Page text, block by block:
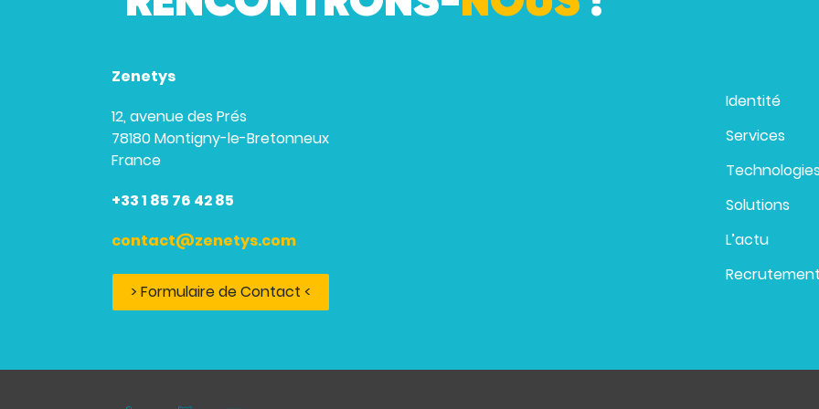
Zenetys
12, avenue des Prés
78180 Montigny-le-Bretonneux
France
+33 1 85 76 42 85
contact@zenetys.com
> Formulaire de Contact <
Identité
Services
Solutions
L’actu